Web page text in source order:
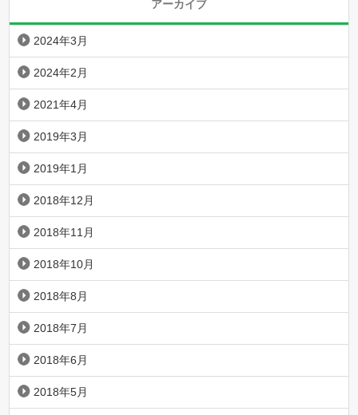
アーカイブ
2024年3月
2024年2月
2021年4月
2019年3月
2019年1月
2018年12月
2018年11月
2018年10月
2018年8月
2018年7月
2018年6月
2018年5月